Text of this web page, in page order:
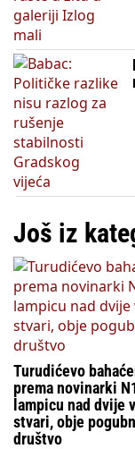
Još iz
Turudićevo
prema novinarki
lampicu nad dvije
stvari, obje
društvo